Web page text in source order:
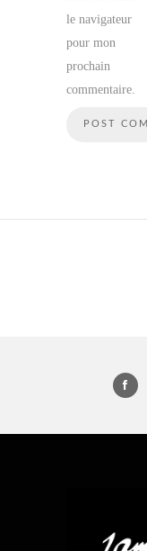
le navigateur
pour mon
prochain
commentaire.